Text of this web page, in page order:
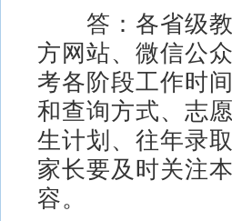
答：各省级教
方网站、微信公
考各阶段工作时
和查询方式、志
生计划、往年录
家长要及时关注
容。